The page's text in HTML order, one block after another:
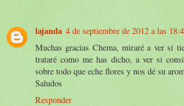
lajanda 4 de septiembre de 2012 a las
Muchas gracias Chema, miraré a ver si
trataré como me has dicho, a ver si
sobre todo que eche flores y nos dé su
Saludos
Responder